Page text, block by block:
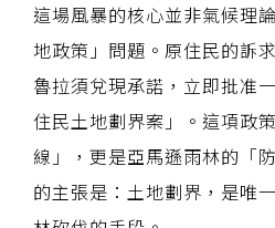
這場風暴的核心並非氣候理
地政策」問題。原住民的訴
魯拉須兌現承諾，立即批准
住民土地劃界案」。這項政
線」，更是亞馬遜雨林的「
的主張是：土地劃界，是唯